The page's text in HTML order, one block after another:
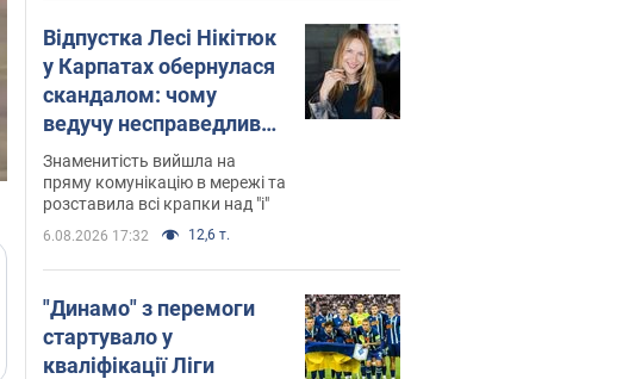
Відпустка Лесі Нікітюк
у Карпатах обернулася
скандалом: чому
ведучу несправедливо
захейтили
Знаменитість вийшла на
пряму комунікацію в мережі та
розставила всі крапки над "і"
6.08.2026 17:32 12,6 т.
"Динамо" з перемоги
стартувало у
кваліфікації Ліги